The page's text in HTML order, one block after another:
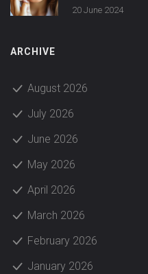
20 June 2024
ARCHIVE
August 2026
July 2026
June 2026
May 2026
April 2026
March 2026
February 2026
January 2026